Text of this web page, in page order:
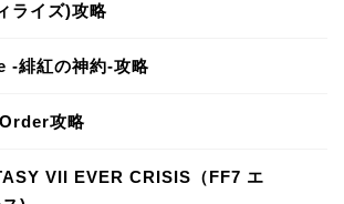
ライズ)攻略
-緋紅の神約-攻略
攻略
VII EVER CRISIS（FF7 エ